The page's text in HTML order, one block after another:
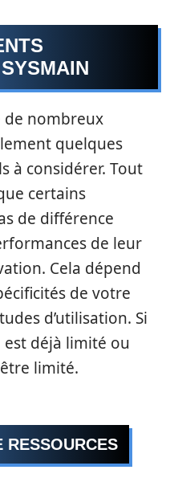
de nombreux
quelques
à considérer. Tout
certains
de différence
de leur
Cela dépend
de votre
d’utilisation. Si
est déjà limité ou
limité.
RESSOURCES